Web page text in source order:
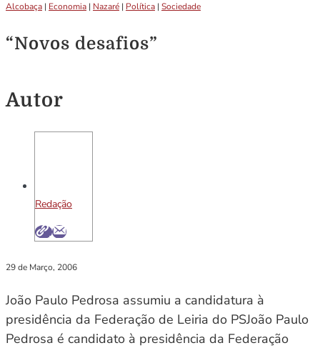
Alcobaça | Economia | Nazaré | Política | Sociedade
“Novos desafios”
Autor
Redação
29 de Março, 2006
João Paulo Pedrosa assumiu a candidatura à
presidência da Federação de Leiria do PSJoão Paulo
Pedrosa é candidato à presidência da Federação